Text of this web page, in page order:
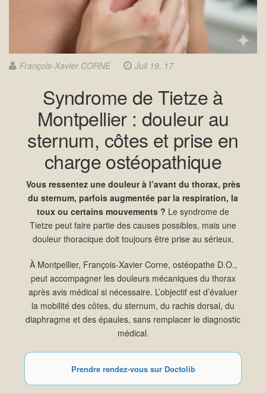
François-Xavier CORNE Juil 19, 17
Syndrome de Tietze à
Montpellier : douleur au
sternum, côtes et prise en
charge ostéopathique
Vous ressentez une douleur à l’avant du thorax, près
du sternum, parfois augmentée par la respiration, la
toux ou certains mouvements ? Le syndrome de
Tietze peut faire partie des causes possibles, mais une
douleur thoracique doit toujours être prise au sérieux.
À Montpellier, François-Xavier Corne, ostéopathe D.O.,
peut accompagner les douleurs mécaniques du thorax
après avis médical si nécessaire. L’objectif est d’évaluer
la mobilité des côtes, du sternum, du rachis dorsal, du
diaphragme et des épaules, sans remplacer le diagnostic
médical.
Prendre rendez-vous sur Doctolib